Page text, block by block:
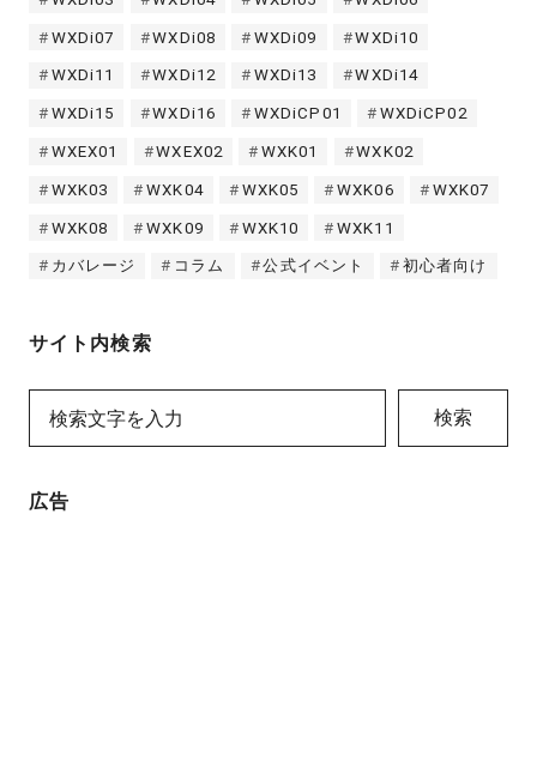
WXDi07 WXDi08 WXDi09 WXDi10
WXDi11 WXDi12 WXDi13 WXDi14
WXDi15 WXDi16 WXDiCP01 WXDiCP02
WXEX01 WXEX02 WXK01 WXK02
WXK03 WXK04 WXK05 WXK06 WXK07
WXK08 WXK09 WXK10 WXK11
カバレージ コラム 公式イベント 初心者向け
サイト内検索
検索
広告